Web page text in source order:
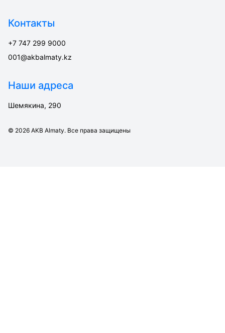
Контакты
+7 747 299 9000
001@akbalmaty.kz
Наши адреса
Шемякина, 290
© 2026 AKB Almaty. Все права защищены